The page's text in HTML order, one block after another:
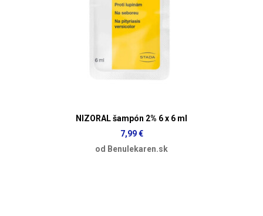
NIZORAL šampón 2% 6 x 6 ml
7,99 €
od Benulekaren.sk